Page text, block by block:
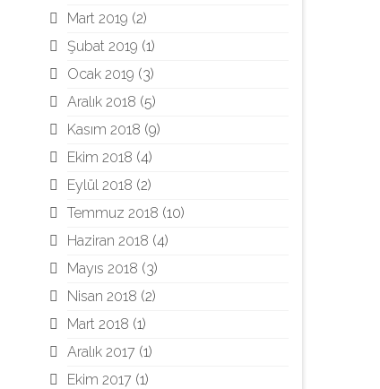
Mart 2019 (2)
Şubat 2019 (1)
Ocak 2019 (3)
Aralık 2018 (5)
Kasım 2018 (9)
Ekim 2018 (4)
Eylül 2018 (2)
Temmuz 2018 (10)
Haziran 2018 (4)
Mayıs 2018 (3)
Nisan 2018 (2)
Mart 2018 (1)
Aralık 2017 (1)
Ekim 2017 (1)